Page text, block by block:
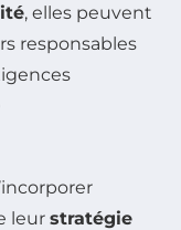
, elles peuvent
responsables
leur stratégie